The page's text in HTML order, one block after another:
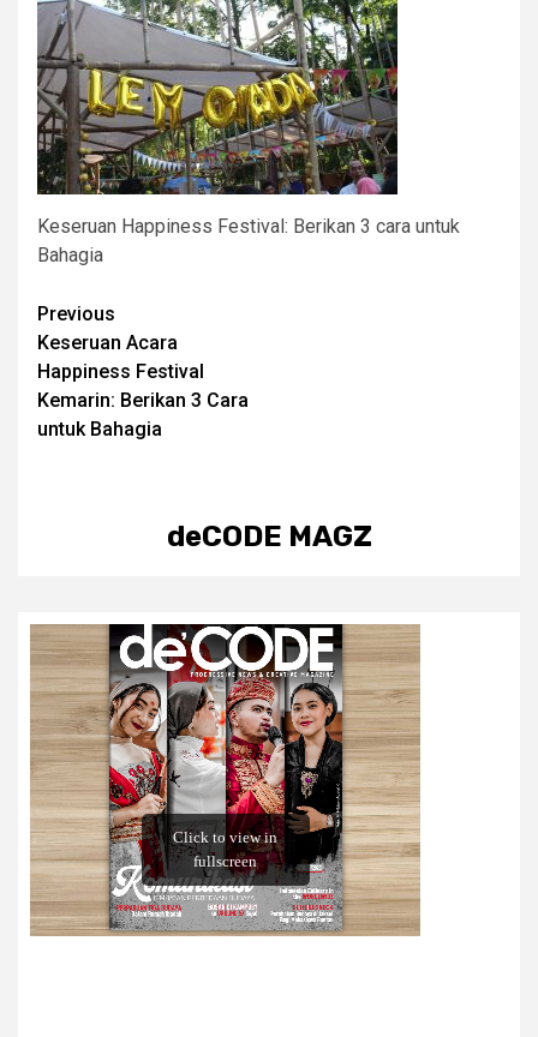
Keseruan Happiness Festival: Berikan 3 cara untuk
Bahagia
Post
navigation
Previous
Keseruan Acara
Happiness Festival
Kemarin: Berikan 3 Cara
untuk Bahagia
deCODE MAGZ